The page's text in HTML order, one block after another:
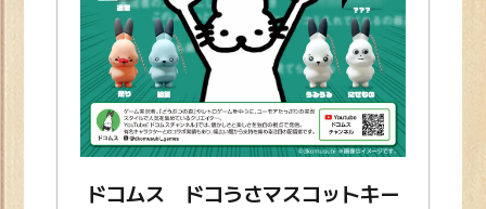
ドコムス ドコうさマスコットキー